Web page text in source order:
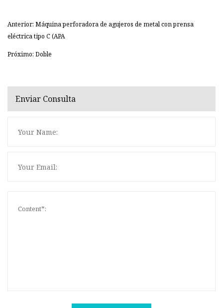
Anterior: Máquina perforadora de agujeros de metal con prensa
eléctrica tipo C (APA
Próximo: Doble
Enviar Consulta